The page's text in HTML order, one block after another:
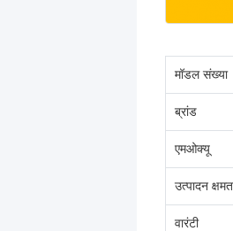
मॉडल संख्या
ब्रांड
एमओक्यू
उत्पादन
वारंटी